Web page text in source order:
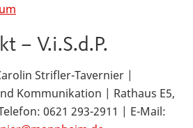
– V.i.S.d.P.
Strifler-Tavernier |
Kommunikation | Rathaus E5,
0621 293-2911 | E-Mail: